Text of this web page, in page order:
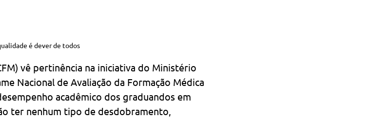
é dever de todos
vê pertinência na iniciativa do Ministério
Nacional de Avaliação da Formação Médica
acadêmico dos graduandos em
ter nenhum tipo de desdobramento,